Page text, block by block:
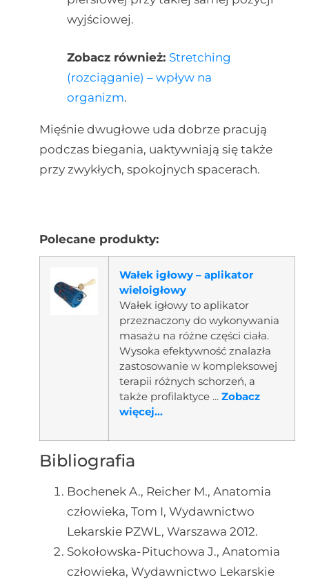
wyjściowej.
Zobacz również: Stretching
(rozciąganie) – wpływ na
organizm.
Mięśnie dwugłowe uda dobrze pracują
podczas biegania, uaktywniają się także
przy zwykłych, spokojnych spacerach.
Polecane produkty:
Wałek igłowy – aplikator
wieloigłowy
Wałek igłowy to aplikator
przeznaczony do wykonywania
masażu na różne części ciała.
Wysoka efektywność znalazła
zastosowanie w kompleksowej
terapii różnych schorzeń, a
także profilaktyce ... Zobacz
więcej...
Bibliografia
Bochenek A., Reicher M., Anatomia
człowieka, Tom I, Wydawnictwo
Lekarskie PZWL, Warszawa 2012.
Sokołowska-Pituchowa J., Anatomia
człowieka, Wydawnictwo Lekarskie